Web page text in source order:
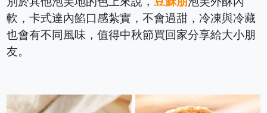
軟，卡式達內餡口感紮實，不會過甜，冷凍與冷藏
也會有不同風味，值得中秋節買回家分享給大小朋
友。